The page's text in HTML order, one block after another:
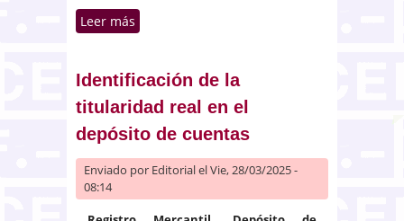
Leer más
agrícola y ganadera
Identificación de la
titularidad real en el
depósito de cuentas
Enviado por Editorialel Vie, 28/03/2025 -
08:14